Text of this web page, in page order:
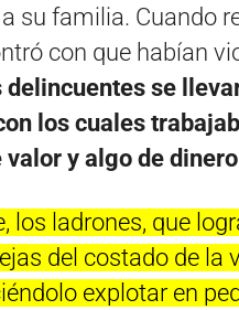
su familia. Cuando
con que habían
delincuentes se
los cuales
y algo de dinero
los ladrones, que
del costado de la
explotar en